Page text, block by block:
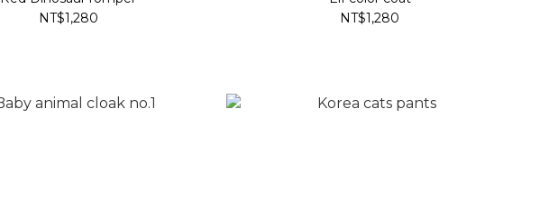
NT$1,280
NT$1,280